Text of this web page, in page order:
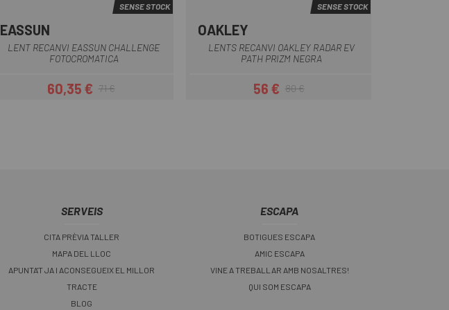
SENSE STOCK
EASSUN
LENT RECANVI EASSUN CHALLENGE
FOTOCROMATICA
Preu
60,35 €Preu regular
71 €
SENSE STOCK
OAKLEY
LENTS RECANVI OAKLEY RADAR EV
PATH PRIZM NEGRA
Preu
56 €Preu regular
80 €
SERVEIS
CITA PRÈVIA TALLER
MAPA DEL LLOC
APUNTA'T JA I ACONSEGUEIX EL MILLOR
TRACTE
BLOG
ESCAPA
BOTIGUES ESCAPA
AMIC ESCAPA
VINE A TREBALLAR AMB NOSALTRES!
QUI SOM ESCAPA